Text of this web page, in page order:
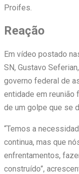
Proifes.
Reação
Em vídeo postado
SN, Gustavo
governo federal de
entidade em reunião
de um golpe que se
“Temos a
continua, mas que
enfrentamentos,
construído”,